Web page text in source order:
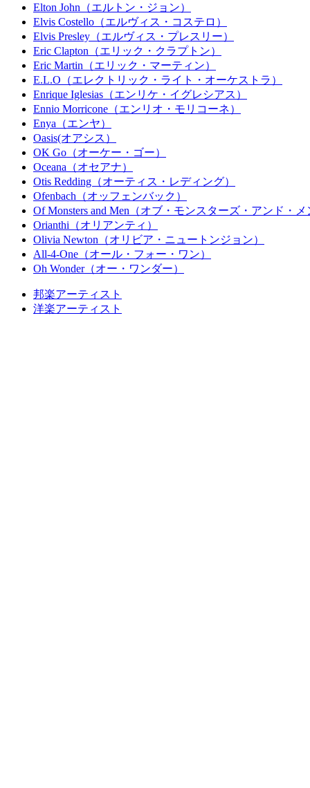
Elton John（エルトン・ジョン）
Elvis Costello（エルヴィス・コステロ）
Elvis Presley（エルヴィス・プレスリー）
Eric Clapton（エリック・クラプトン）
Eric Martin（エリック・マーティン）
E.L.O（エレクトリック・ライト・オーケストラ）
Enrique Iglesias（エンリケ・イグレシアス）
Ennio Morricone（エンリオ・モリコーネ）
Enya（エンヤ）
Oasis(オアシス）
OK Go（オーケー・ゴー）
Oceana（オセアナ）
Otis Redding（オーティス・レディング）
Ofenbach（オッフェンバック）
Of Monsters and Men（オブ・モンスターズ・アンド・メ
Orianthi（オリアンティ）
Olivia Newton（オリビア・ニュートンジョン）
All-4-One（オール・フォー・ワン）
Oh Wonder（オー・ワンダー）
邦楽アーティスト
洋楽アーティスト